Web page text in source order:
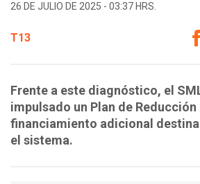
26 DE JULIO DE 2025 - 03:37 HRS.
T13
Frente a este diagnóstico, el
impulsado un Plan de
financiamiento adicional
el sistema.